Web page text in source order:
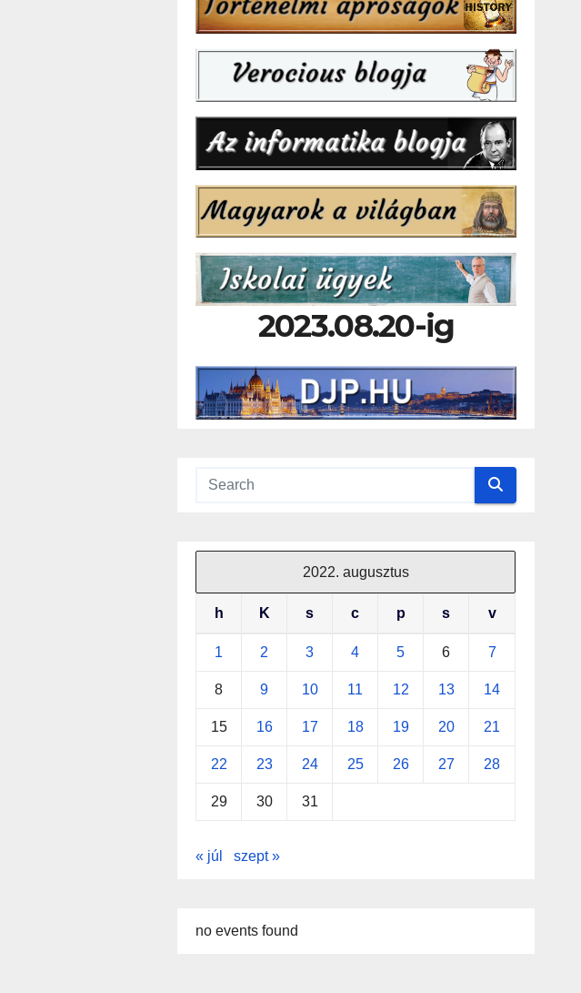
2023.08.20-ig
2022. augusztus
h K s c p s v
1 2 3 4 5 6 7
8 9 10 11 12 13 14
15 16 17 18 19 20 21
22 23 24 25 26 27 28
29 30 31
« júl szept »
no events found